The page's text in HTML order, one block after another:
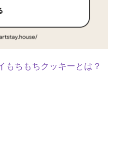
もちもちクッキーとは？